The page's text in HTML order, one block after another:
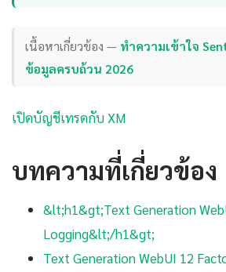
เนื้อหาเกี่ยวข้อง — ทำความเข้าใจ
ข้อมูลครบถ้วน 2026
เปิดบัญชีเทรดกับ XM
บทความที่เกี่ยวข้อง
&lt;h1&gt;Text Generation
Logging&lt;/h1&gt;
Text Generation WebUI 12